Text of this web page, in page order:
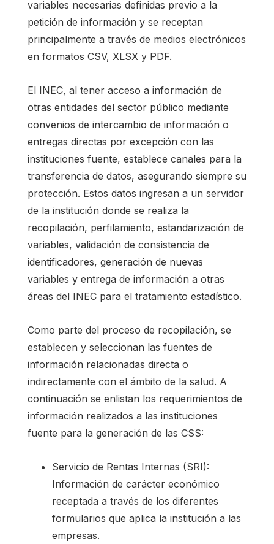
variables necesarias definidas previo a la
petición de información y se receptan
principalmente a través de medios electrónicos
en formatos CSV, XLSX y PDF.
El INEC, al tener acceso a información de
otras entidades del sector público mediante
convenios de intercambio de información o
entregas directas por excepción con las
instituciones fuente, establece canales para la
transferencia de datos, asegurando siempre su
protección. Estos datos ingresan a un servidor
de la institución donde se realiza la
recopilación, perfilamiento, estandarización de
variables, validación de consistencia de
identificadores, generación de nuevas
variables y entrega de información a otras
áreas del INEC para el tratamiento estadístico.
Como parte del proceso de recopilación, se
establecen y seleccionan las fuentes de
información relacionadas directa o
indirectamente con el ámbito de la salud. A
continuación se enlistan los requerimientos de
información realizados a las instituciones
fuente para la generación de las CSS:
Servicio de Rentas Internas (SRI):
Información de carácter económico
receptada a través de los diferentes
formularios que aplica la institución a las
empresas.